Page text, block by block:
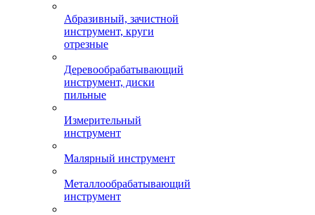
Абразивный, зачистной
инструмент, круги
отрезные
Деревообрабатывающий
инструмент, диски
пильные
Измерительный
инструмент
Малярный инструмент
Металлообрабатывающий
инструмент